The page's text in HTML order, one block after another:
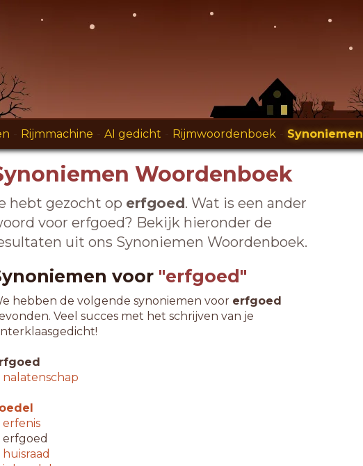
Rijmmachine AI gedicht Rijmwoordenboek Synoniemen
Woordenboek
hebt gezocht op erfgoed. Wat is een ander
voor erfgoed? Bekijk hieronder de
uit ons Synoniemen Woordenboek.
voor "erfgoed"
hebben de volgende synoniemen voor erfgoed
Veel succes met het schrijven van je
nalatenschap
erfenis
erfgoed
huisraad